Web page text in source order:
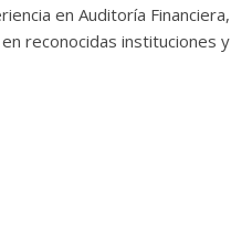
en Auditoría Financiera,
reconocidas instituciones y